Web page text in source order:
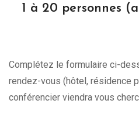
1 à 20 personnes
Complétez le formulaire ci-
rendez-vous (hôtel, résidence
conférencier viendra vous